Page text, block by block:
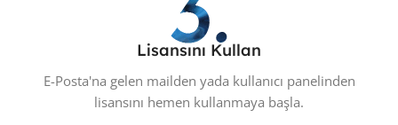
Lisansını Kullan
E-Posta'na gelen mailden yada kullanıcı panelinden
lisansını hemen kullanmaya başla.